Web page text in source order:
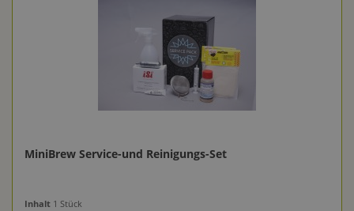
MiniBrew Service-und Reinigungs-Set
Inhalt 1 Stück